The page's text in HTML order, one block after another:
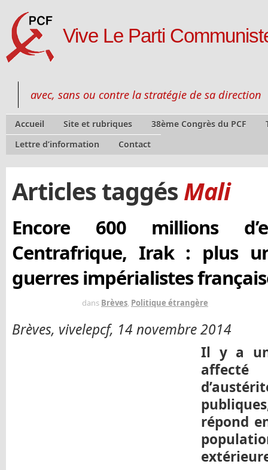
Vive Le Parti
avec, sans ou contre la stratégie de sa direction
Accueil Site et rubriques 38ème Congrès du PCF
Lettre d’information
Contact
Articles taggés Mali
Encore 600 millions
Centrafrique, Irak : plus
guerres impérialistes
dans Brèves, Politique étrangère
Brèves, vivelepcf, 14 novembre 2014
Il y a un
répond